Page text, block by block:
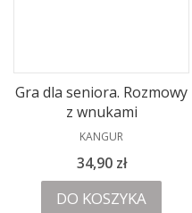
Gra dla seniora. Rozmowy
z wnukami
PRODUCENT
KANGUR
Cena
34,90 zł
DO KOSZYKA